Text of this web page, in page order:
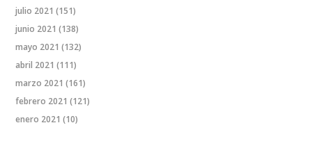
julio 2021 (151)
junio 2021 (138)
mayo 2021 (132)
abril 2021 (111)
marzo 2021 (161)
febrero 2021 (121)
enero 2021 (10)